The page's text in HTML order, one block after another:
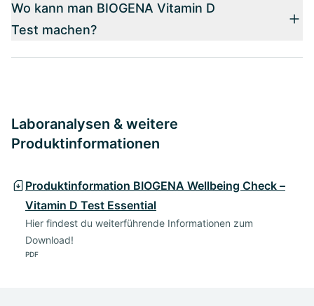
Wo kann man BIOGENA Vitamin D
Test machen?
Laboranalysen & weitere
Produktinformationen
Produktinformation BIOGENA Wellbeing Check –
Vitamin D Test Essential
Hier findest du weiterführende Informationen zum
Download!
PDF